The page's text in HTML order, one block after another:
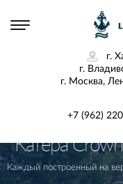
г.
г.
г. Москва,
+7 (962)
Катера